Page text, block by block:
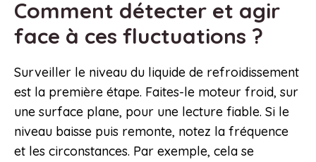
Comment détecter et agir
face à ces fluctuations ?
Surveiller le niveau du liquide de refroidissement
est la première étape. Faites-le moteur froid, sur
une surface plane, pour une lecture fiable. Si le
niveau baisse puis remonte, notez la fréquence
et les circonstances. Par exemple, cela se